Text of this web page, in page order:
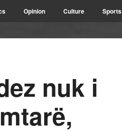
Opinion Culture Sports
nuk i